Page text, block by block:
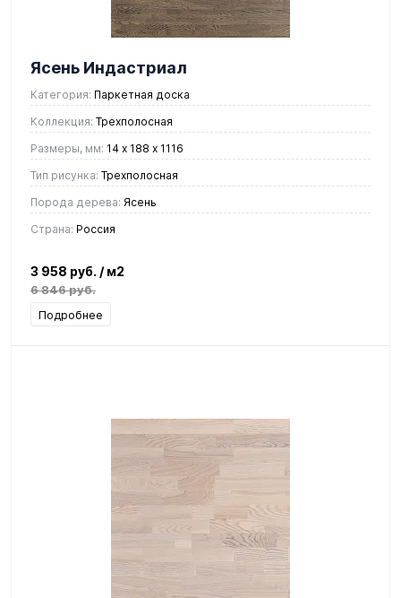
Ясень Индастриал
Категория: Паркетная доска
Коллекция: Трехполосная
Размеры, мм: 14 х 188 х 1116
Тип рисунка: Трехполосная
Порода дерева: Ясень
Страна: Россия
3 958 руб. / м2
6 846 руб.
Подробнее